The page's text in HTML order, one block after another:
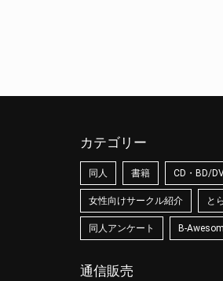
カテゴリー
同人 書籍 CD・BD/
女性向けサークル紹介 と
同人アンケート B-
通信販売